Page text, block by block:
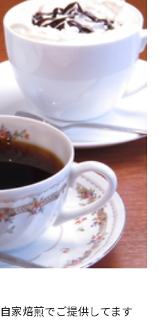
家焙煎でご提供してます